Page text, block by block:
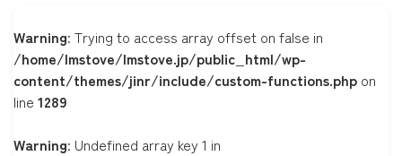
Warning: Trying to access array offset on false in
/home/lmstove/lmstove.jp/public_html/wp-
content/themes/jinr/include/custom-functions.php on
line 1289
Warning: Undefined array key 1 in